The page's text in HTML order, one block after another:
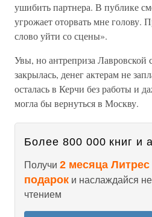
ушибить партнера. В публике
угрожает оторвать мне голову.
слово уйти со сцены».
Увы, но антреприза Лавровской
закрылась, денег актерам не
осталась в Керчи без работы и
могла бы вернуться в Москву.
Более 800 000 книг и
Получи 2 месяца
подарок и наслаждайся
чтением